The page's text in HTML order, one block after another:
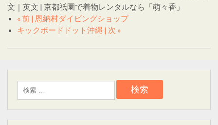
文｜英文 | 京都祇園で着物レンタルなら「萌々香」
« 前 | 恩納村ダイビングショップ
キックボードドット沖縄 | 次 »
検
索: